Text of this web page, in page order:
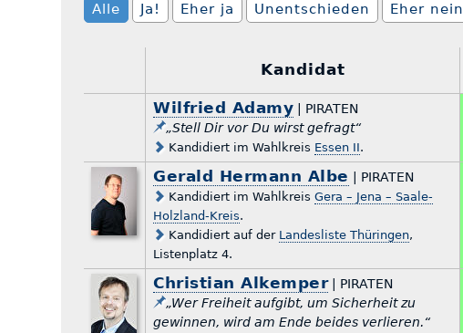
Alle
Ja! Eher ja Unentschieden Eher nein
Kandidat
Wilfried Adamy | PIRATEN
„Stell Dir vor Du wirst gefragt“
Kandidiert im Wahlkreis Essen II.
Gerald Hermann Albe | PIRATEN
Kandidiert im WahlkreisGera – Jena – Saale-
Holzland-Kreis.
Kandidiert auf der Landesliste Thüringen,
Listenplatz 4.
Christian Alkemper| PIRATEN
„Wer Freiheit aufgibt, um Sicherheit zu
gewinnen, wird am Ende beides verlieren.“